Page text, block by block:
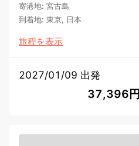
寄港地: 宮古島
到着地: 東京, 日本
旅程を表示
2027/01/09 出発
37,396円